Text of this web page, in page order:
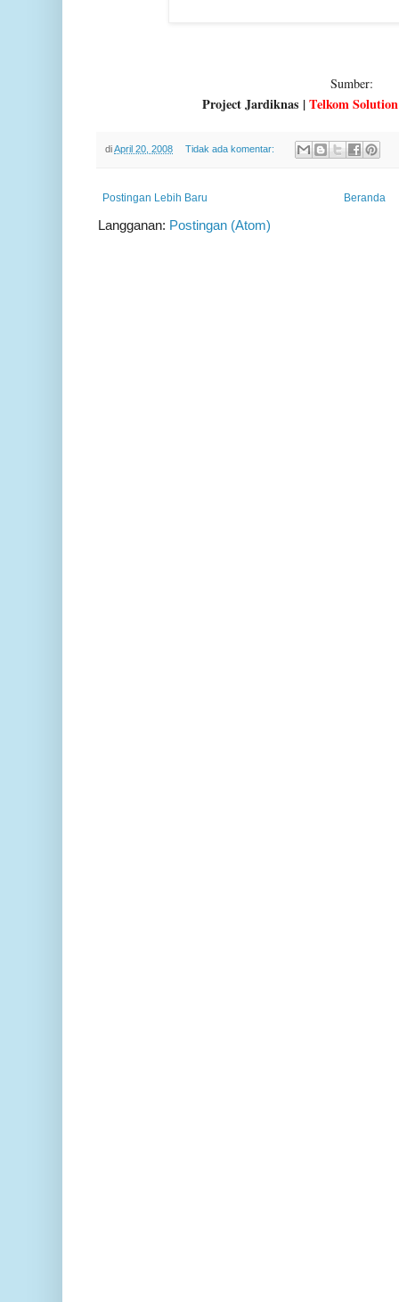
Sumber:
Project Jardiknas |Telkom Solution
diApril 20, 2008 Tidak ada komentar:
Postingan Lebih Baru Beranda
Langganan: Postingan (Atom)